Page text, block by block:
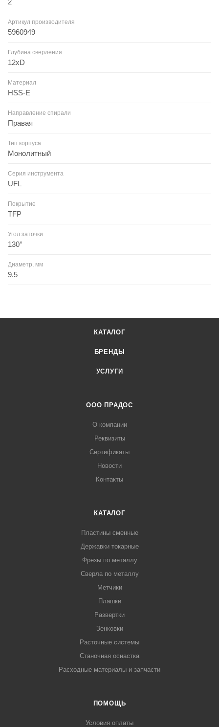
2
Артикул производителя
5960949
Глубина сверления
12xD
Материал
HSS-E
Направление спирали
Правая
Тип корпуса
Монолитный
Серия инструмента
UFL
Покрытие
TFP
Угол заточки
130°
Диаметр, мм
9.5
КАТАЛОГ
БРЕНДЫ
УСЛУГИ
ООО ПРАДОС
О компании
Реквизиты
Сертификаты
Новости
Контакты
КАТАЛОГ
Пластины сменные
Державки токарные
Фрезы по металлу
Сверла по металлу
Метчики
Плашки
Развертки
Зенковки
Расточные системы
Станочная оснастка
Расходные материалы и запчасти
ПОМОЩЬ
Условия оплаты